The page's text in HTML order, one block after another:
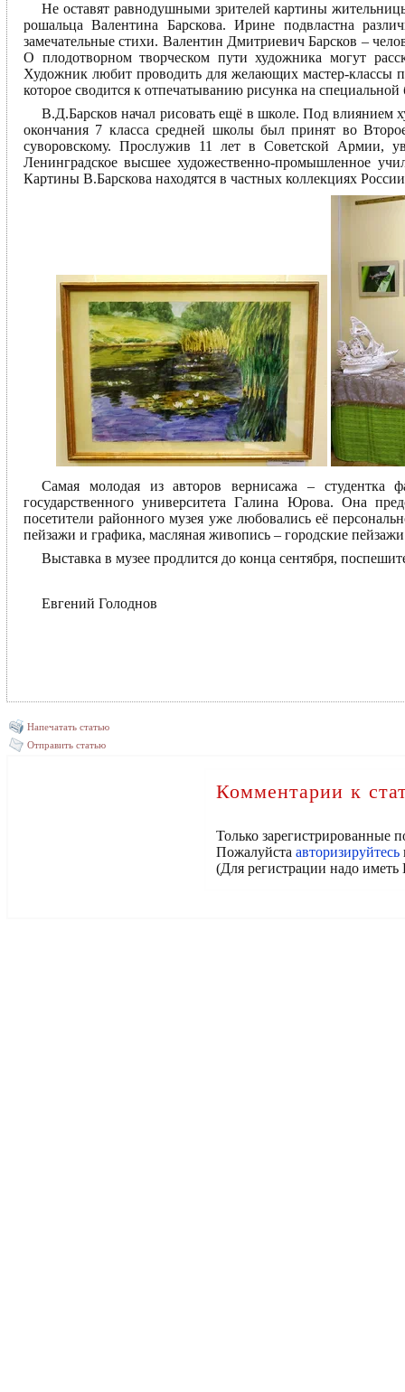
Не оставят равнодушными зрителей картины
рошальца Валентина Барскова. Ирине подвластна
замечательные стихи. Валентин Дмитриевич Барсков –
О плодотворном творческом пути художника могут
Художник любит проводить для желающих мастер-классы
которое сводится к отпечатыванию рисунка на
В.Д.Барсков начал рисовать ещё в школе. Под влиянием
окончания 7 класса средней школы был принят во
суворовскому. Прослужив 11 лет в Советской Армии,
Ленинградское высшее художественно-промышленное
Картины В.Барскова находятся в частных коллекциях
Самая молодая из авторов вернисажа – студентка
государственного университета Галина Юрова. Она
посетители районного музея уже любовались её
пейзажи и графика, масляная живопись – городские
Выставка в музее продлится до конца сентября,
Евгений Голоднов
Напечатать статью
Отправить статью
Комментарии к
Только зарегистрированные
Пожалуйста авторизируйтесь
(Для регистрации надо